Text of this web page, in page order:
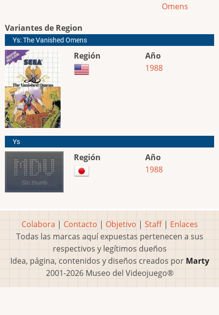
Omens
Variantes de Region
Ys: The Vanished Omens
Región
Año
1988
Ys
Región
Año
1988
Colabora | Contacto | Objetivo | Staff| Enlaces
Todas las marcas aquí expuestas pertenecen a sus
respectivos y legítimos dueños
Idea, página, contenidos y diseños creados por Marty
2001-2026 Museo del Videojuego®